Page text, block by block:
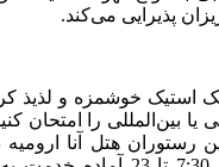
استیک خوشمزه و لذیذ
یا بین‌المللی را امتحان
رستوران هتل آنا